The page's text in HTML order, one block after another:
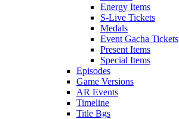
Energy Items
S-Live Tickets
Medals
Event Gacha Tickets
Present Items
Special Items
Episodes
Game Versions
AR Events
Timeline
Title Bgs